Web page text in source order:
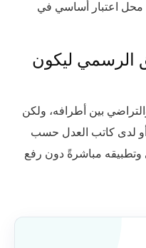
محل اعتبار أساسي في
الرسمي ليكون
بين أطرافه، ولكن
أو لدى كاتب العدل حسب
وتطبيقه مباشرةً دون رفع